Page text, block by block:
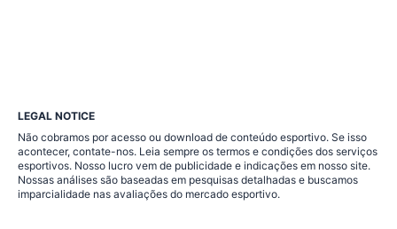
LEGAL NOTICE
Não cobramos por acesso ou download de conteúdo esportivo. Se isso
acontecer, contate-nos. Leia sempre os termos e condições dos serviços
esportivos. Nosso lucro vem de publicidade e indicações em nosso site.
Nossas análises são baseadas em pesquisas detalhadas e buscamos
imparcialidade nas avaliações do mercado esportivo.